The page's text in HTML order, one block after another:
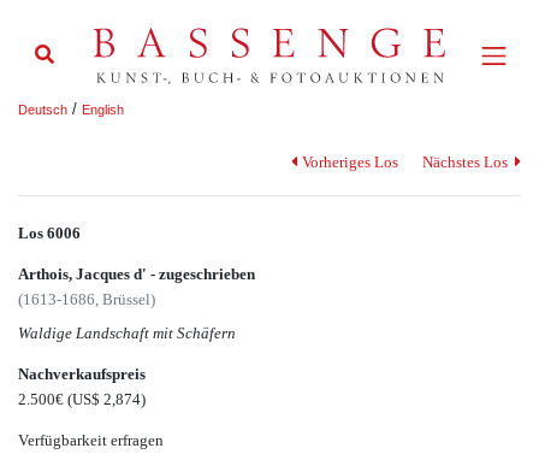
Deutsch / English
Vorheriges Los Nächstes Los
Los 6006
Arthois, Jacques d' - zugeschrieben
(1613-1686, Brüssel)
Waldige Landschaft mit Schäfern
Nachverkaufspreis
2.500€ (US$ 2,874)
Verfügbarkeit erfragen